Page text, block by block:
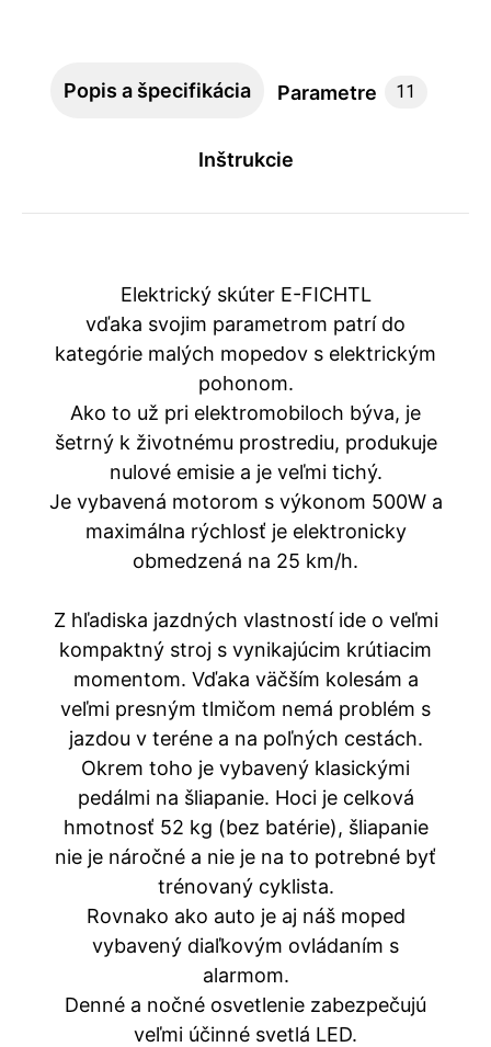
Popis a špecifikácia Parametre 11
Inštrukcie
Elektrický skúter E-FICHTL
vďaka svojim parametrom patrí do
kategórie malých mopedov s elektrickým
pohonom.
Ako to už pri elektromobiloch býva, je
šetrný k životnému prostrediu, produkuje
nulové emisie a je veľmi tichý.
Je vybavená motorom s výkonom 500W a
maximálna rýchlosť je elektronicky
obmedzená na 25 km/h.
Z hľadiska jazdných vlastností ide o veľmi
kompaktný stroj s vynikajúcim krútiacim
momentom. Vďaka väčším kolesám a
veľmi presným tlmičom nemá problém s
jazdou v teréne a na poľných cestách.
Okrem toho je vybavený klasickými
pedálmi na šliapanie. Hoci je celková
hmotnosť 52 kg (bez batérie), šliapanie
nie je náročné a nie je na to potrebné byť
trénovaný cyklista.
Rovnako ako auto je aj náš moped
vybavený diaľkovým ovládaním s
alarmom.
Denné a nočné osvetlenie zabezpečujú
veľmi účinné svetlá LED.